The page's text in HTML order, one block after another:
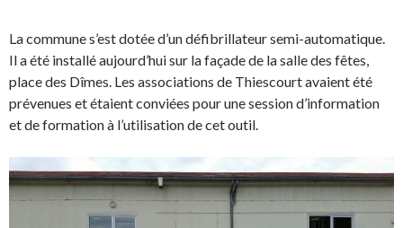
La commune s’est dotée d’un défibrillateur semi-automatique.
Il a été installé aujourd’hui sur la façade de la salle des fêtes,
place des Dîmes. Les associations de Thiescourt avaient été
prévenues et étaient conviées pour une session d’information
et de formation à l’utilisation de cet outil.